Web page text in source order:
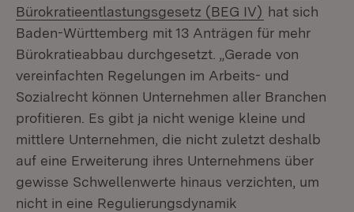
Bürokratieentlastungsgesetz (BEG IV) hat sich
Baden-Württemberg mit 13 Anträgen für mehr
Bürokratieabbau durchgesetzt. „Gerade von
vereinfachten Regelungen im Arbeits- und
Sozialrecht können Unternehmen aller Branchen
profitieren. Es gibt ja nicht wenige kleine und
mittlere Unternehmen, die nicht zuletzt deshalb
auf eine Erweiterung ihres Unternehmens über
gewisse Schwellenwerte hinaus verzichten, um
nicht in eine Regulierungsdynamik